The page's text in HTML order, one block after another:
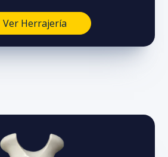
Ver Herrajería